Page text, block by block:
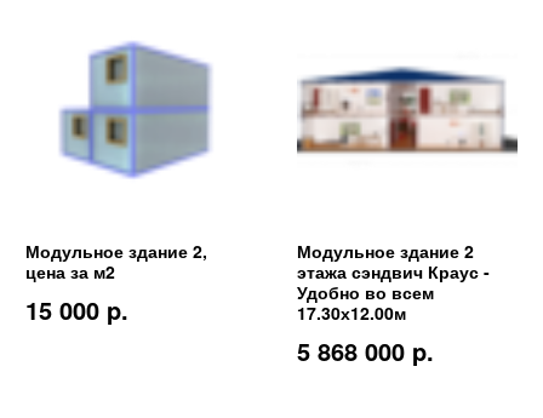
Модульное здание 2,
цена за м2
15 000 p.
Модульное здание 2
этажа сэндвич Краус -
Удобно во всем
17.30х12.00м
5 868 000 p.